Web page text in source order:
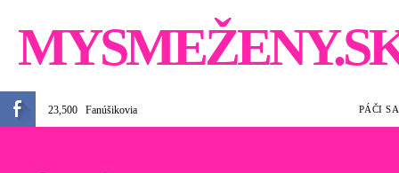
23,500 Fanúšikovia PÁČI SA